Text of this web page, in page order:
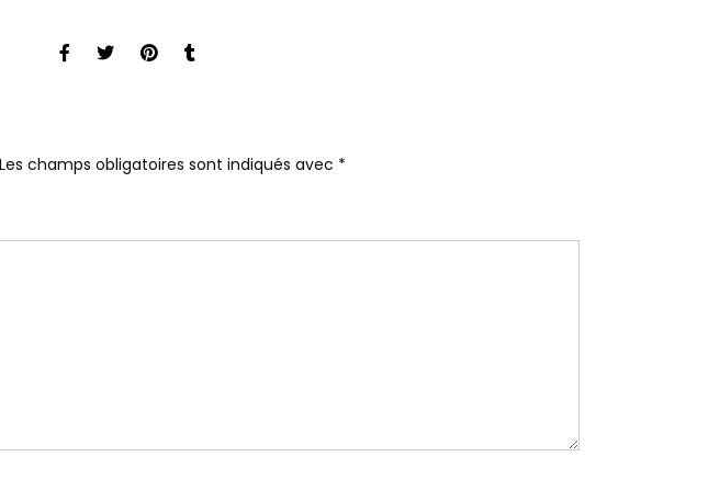
Les champs obligatoires sont indiqués avec *